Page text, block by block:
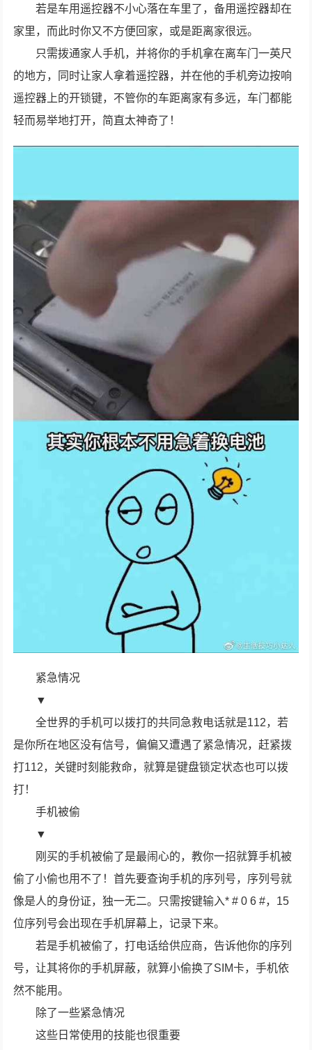
若是车用遥控器不小心落在车里了，备用遥控器却在
家里，而此时你又不方便回家，或是距离家很远。
只需拨通家人手机，并将你的手机拿在离车门一英尺
的地方，同时让家人拿着遥控器，并在他的手机旁边按响
遥控器上的开锁键，不管你的车距离家有多远，车门都能
轻而易举地打开，简直太神奇了！
紧急情况
▼
全世界的手机可以拨打的共同急救电话就是112，若
是你所在地区没有信号，偏偏又遭遇了紧急情况，赶紧拨
打112，关键时刻能救命，就算是键盘锁定状态也可以拨
打！
手机被偷
▼
刚买的手机被偷了是最闹心的，教你一招就算手机被
偷了小偷也用不了！首先要查询手机的序列号，序列号就
像是人的身份证，独一无二。只需按键输入* # 0 6 #，15
位序列号会出现在手机屏幕上，记录下来。
若是手机被偷了，打电话给供应商，告诉他你的序列
号，让其将你的手机屏蔽，就算小偷换了SIM卡，手机依
然不能用。
除了一些紧急情况
这些日常使用的技能也很重要